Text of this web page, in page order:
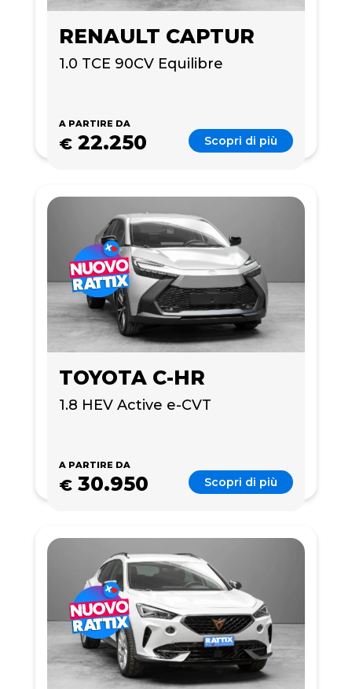
RENAULT CAPTUR
1.0 TCE 90CV Equilibre
A PARTIRE DA
€ 22.250 Scopri di più
TOYOTA C-HR
1.8 HEV Active e-CVT
A PARTIRE DA
€ 30.950 Scopri di più